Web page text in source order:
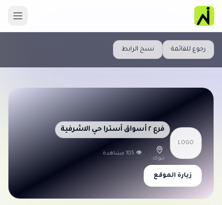
رجوع للقائمة نسخ الرابط
LOGO
فرع ٢ أسواق أسترا حي الاشرفية
تبوك
👁 105 مشاهدة
زيارة الموقع